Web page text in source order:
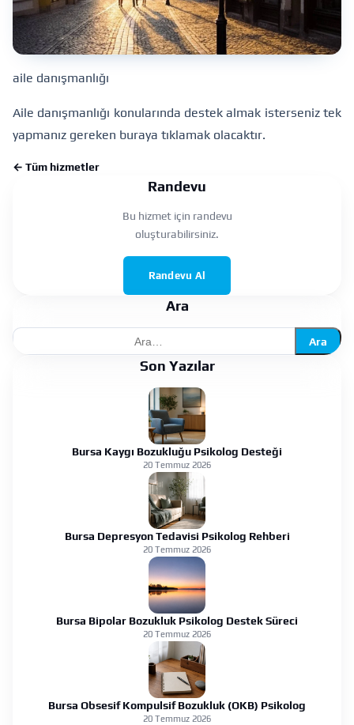
aile danışmanlığı
Aile danışmanlığı konularında destek almak isterseniz tek
yapmanız gereken buraya tıklamak olacaktır.
← Tüm hizmetler
Randevu
Bu hizmet için randevu
oluşturabilirsiniz.
Randevu Al
Ara
Ara
Son Yazılar
Bursa Kaygı Bozukluğu Psikolog Desteği
20 Temmuz 2026
Bursa Depresyon Tedavisi Psikolog Rehberi
20 Temmuz 2026
Bursa Bipolar Bozukluk Psikolog Destek Süreci
20 Temmuz 2026
Bursa Obsesif Kompulsif Bozukluk (OKB) Psikolog
20 Temmuz 2026